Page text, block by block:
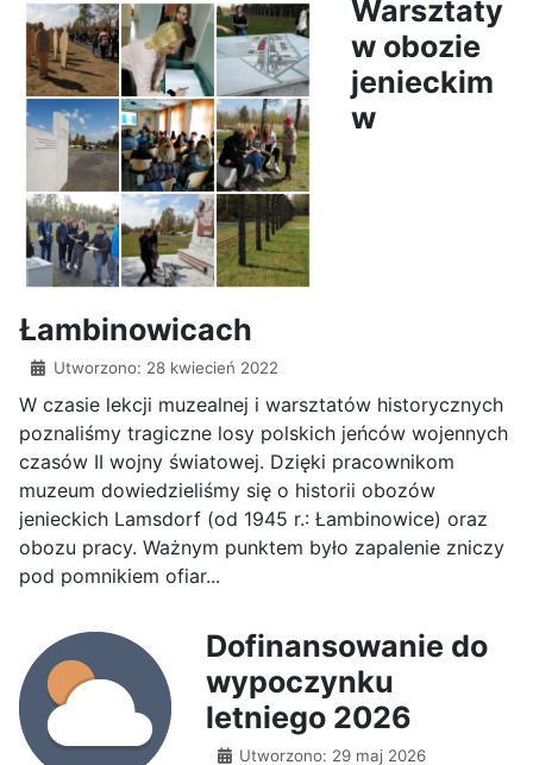
Warsztaty
w obozie
jenieckim
w
Łambinowicach
Utworzono: 28 kwiecień 2022
W czasie lekcji muzealnej i warsztatów historycznych
poznaliśmy tragiczne losy polskich jeńców wojennych
czasów II wojny światowej. Dzięki pracownikom
muzeum dowiedzieliśmy się o historii obozów
jenieckich Lamsdorf (od 1945 r.: Łambinowice) oraz
obozu pracy. Ważnym punktem było zapalenie zniczy
pod pomnikiem ofiar...
Dofinansowanie do
wypoczynku
letniego 2026
Utworzono: 29 maj 2026